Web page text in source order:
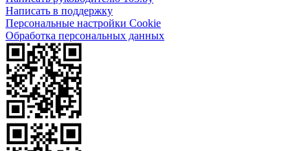
Написать в поддержку
Персональные настройки Cookie
Обработка персональных данных